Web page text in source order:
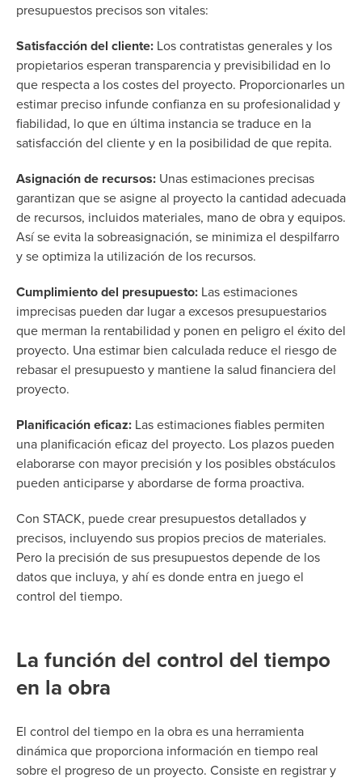
presupuestos precisos son vitales:
Satisfacción del cliente: Los contratistas generales y los
propietarios esperan transparencia y previsibilidad en lo
que respecta a los costes del proyecto. Proporcionarles un
estimar preciso infunde confianza en su profesionalidad y
fiabilidad, lo que en última instancia se traduce en la
satisfacción del cliente y en la posibilidad de que repita.
Asignación de recursos: Unas estimaciones precisas
garantizan que se asigne al proyecto la cantidad adecuada
de recursos, incluidos materiales, mano de obra y equipos.
Así se evita la sobreasignación, se minimiza el despilfarro
y se optimiza la utilización de los recursos.
Cumplimiento del presupuesto: Las estimaciones
imprecisas pueden dar lugar a excesos presupuestarios
que merman la rentabilidad y ponen en peligro el éxito del
proyecto. Una estimar bien calculada reduce el riesgo de
rebasar el presupuesto y mantiene la salud financiera del
proyecto.
Planificación eficaz: Las estimaciones fiables permiten
una planificación eficaz del proyecto. Los plazos pueden
elaborarse con mayor precisión y los posibles obstáculos
pueden anticiparse y abordarse de forma proactiva.
Con STACK, puede crear presupuestos detallados y
precisos, incluyendo sus propios precios de materiales.
Pero la precisión de sus presupuestos depende de los
datos que incluya, y ahí es donde entra en juego el
control del tiempo.
La función del control del tiempo
en la obra
El control del tiempo en la obra es una herramienta
dinámica que proporciona información en tiempo real
sobre el progreso de un proyecto. Consiste en registrar y